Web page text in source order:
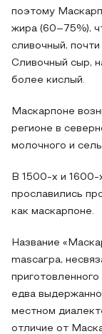
поэтому
жира (60–75%),
сливочный,
Сливочный сыр,
более кислый.
Маскарпоне
регионе в
молочного и
В 1500-х и 1600-
прославились
как маскарпоне.
Название
mascarpa,
едва
местном
отличие от